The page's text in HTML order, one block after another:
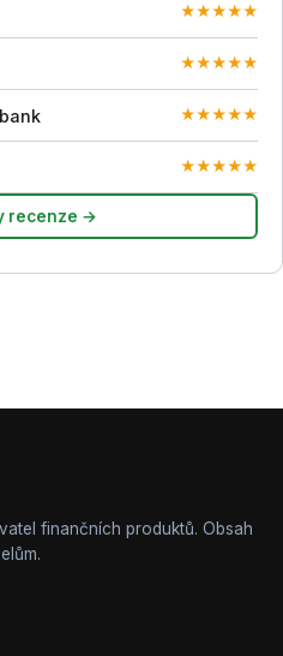
★★★★★
★★★★★
★★★★★
★★★★★
recenze →
finančních produktů. Obsah